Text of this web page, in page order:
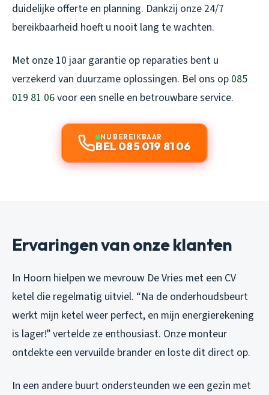
duidelijke offerte en planning. Dankzij onze 24/7
bereikbaarheid hoeft u nooit lang te wachten.
Met onze 10 jaar garantie op reparaties bent u
verzekerd van duurzame oplossingen. Bel ons op 085
019 81 06voor een snelle en betrouwbare service.
NU BEREIKBAAR
BEL 085 019 81 06
Ervaringen van onze klanten
In Hoorn hielpen we mevrouw De Vries met een CV
ketel die regelmatig uitviel. “Na de onderhoudsbeurt
werkt mijn ketel weer perfect, en mijn energierekening
is lager!” vertelde ze enthousiast. Onze monteur
ontdekte een vervuilde brander en loste dit direct op.
In een andere buurt ondersteunden we een gezin met